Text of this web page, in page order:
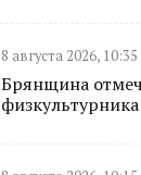
8 августа 2026, 10:35
Брянщина
физкультурника